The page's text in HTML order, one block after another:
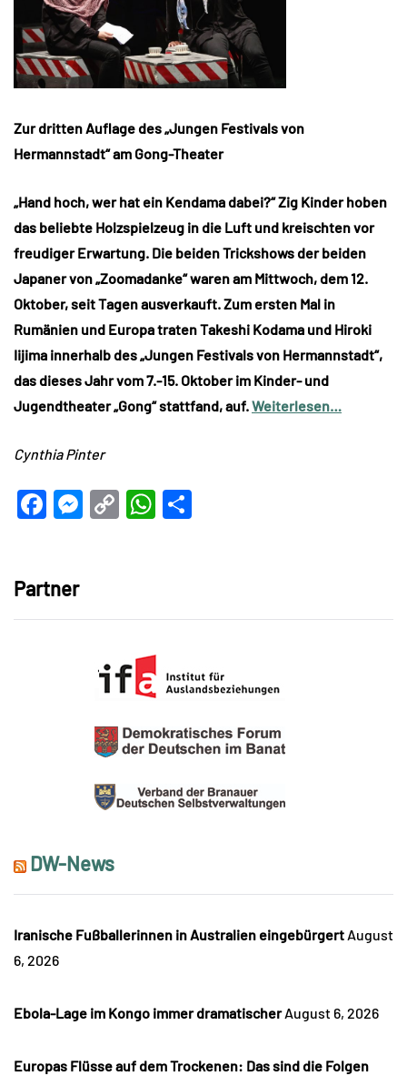
Zur dritten Auflage des „Jungen Festivals von
Hermannstadt“ am Gong-Theater
„Hand hoch, wer hat ein Kendama dabei?“ Zig Kinder hoben
das beliebte Holzspielzeug in die Luft und kreischten vor
freudiger Erwartung. Die beiden Trickshows der beiden
Japaner von „Zoomadanke“ waren am Mittwoch, dem 12.
Oktober, seit Tagen ausverkauft. Zum ersten Mal in
Rumänien und Europa traten Takeshi Kodama und Hiroki
Iijima innerhalb des „Jungen Festivals von Hermannstadt“,
das dieses Jahr vom 7.-15. Oktober im Kinder- und
Jugendtheater „Gong“ stattfand, auf.Weiterlesen…
Cynthia Pinter
Facebook
Messenger
CopyWhatsApp
Partner
DW-News
Iranische Fußballerinnen in Australien eingebürgert August
6, 2026
Ebola-Lage im Kongo immer dramatischer August 6, 2026
Europas Flüsse auf dem Trockenen: Das sind die Folgen